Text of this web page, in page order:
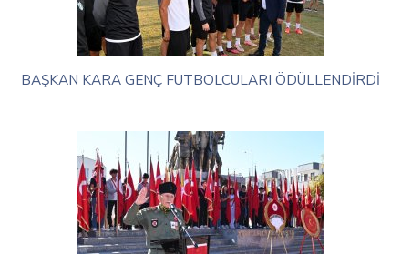
BAŞKAN KARA GENÇ FUTBOLCULARI ÖDÜLLENDİRDİ